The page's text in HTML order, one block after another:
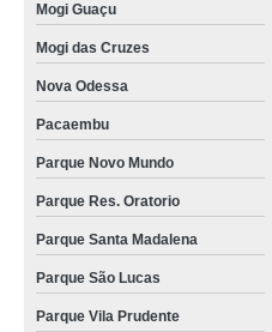
Mogi Guaçu
Mogi das Cruzes
Nova Odessa
Pacaembu
Parque Novo Mundo
Parque Res. Oratorio
Parque Santa Madalena
Parque São Lucas
Parque Vila Prudente